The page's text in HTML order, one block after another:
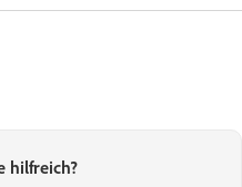
hilfreich?